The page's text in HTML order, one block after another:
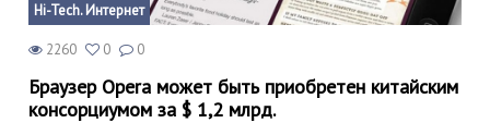
Hi-Tech. Интернет
2260 0 0
Браузер Opera может быть приобретен китайским
консорциумом за $ 1,2 млрд.